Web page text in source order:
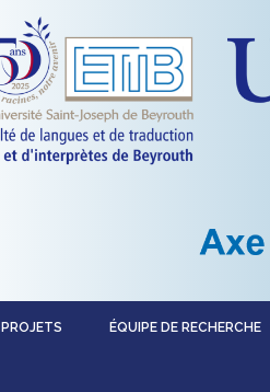
PROJETS ÉQUIPE DE RECHERCHE